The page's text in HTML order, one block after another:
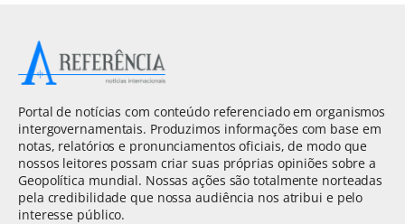
Portal de notícias com conteúdo referenciado em organismos
intergovernamentais. Produzimos informações com base em
notas, relatórios e pronunciamentos oficiais, de modo que
nossos leitores possam criar suas próprias opiniões sobre a
Geopolítica mundial. Nossas ações são totalmente norteadas
pela credibilidade que nossa audiência nos atribui e pelo
interesse público.